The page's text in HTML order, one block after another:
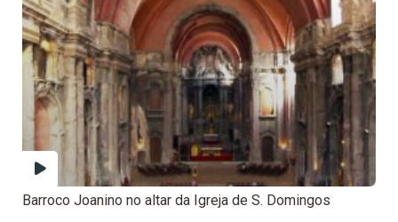
Barroco Joanino no altar da Igreja de S. Domingos